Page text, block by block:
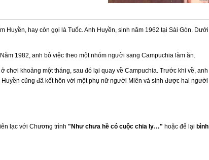
Huyền, hay còn gọi là Tuốc. Anh Huyền, sinh năm 1962 tại Sài Gòn. Dưới
1982, anh bỏ việc theo một nhóm người sang Campuchia làm ăn.
chơi khoảng một tháng, sau đó lại quay về Campuchia. Trước khi về, anh
cũng đã kết hôn với một phụ nữ người Miên và sinh được hai người
lạc với Chương trình "Như chưa hề có cuộc chia ly…" hoặc để lại bình